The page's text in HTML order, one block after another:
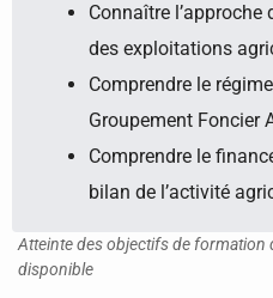
Connaître
des exploitations
Comprendre le
Groupement Foncier
Comprendre le
bilan de l’activité
Atteinte des objectifs de formation
disponible